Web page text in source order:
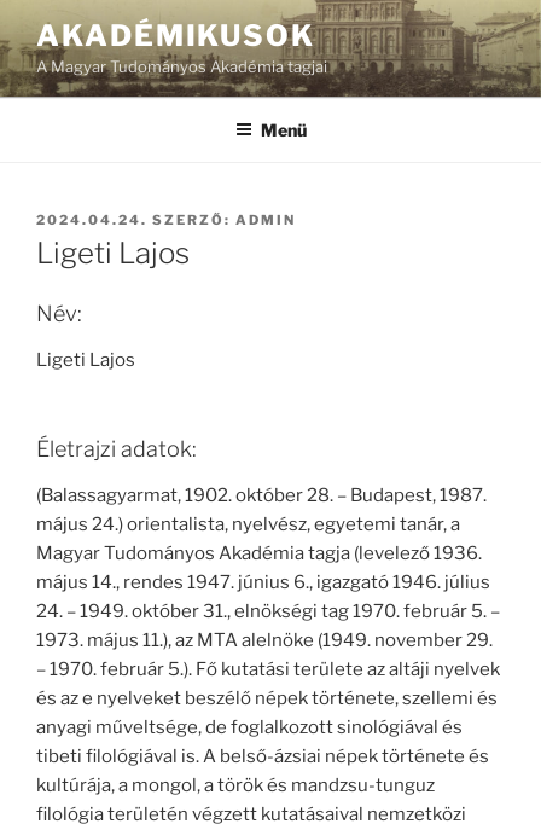
AKADÉMIKUSOK
A Magyar Tudományos Akadémia tagjai
Menü
BEKÜLDVE:
2024.04.24. SZERZŐ: ADMIN
Ligeti Lajos
Név:
Ligeti Lajos
Életrajzi adatok:
(Balassagyarmat, 1902. október 28. – Budapest, 1987.
május 24.) orientalista, nyelvész, egyetemi tanár, a
Magyar Tudományos Akadémia tagja (levelező 1936.
május 14., rendes 1947. június 6., igazgató 1946. július
24. – 1949. október 31., elnökségi tag 1970. február 5. –
1973. május 11.), az MTA alelnöke (1949. november 29.
– 1970. február 5.). Fő kutatási területe az altáji nyelvek
és az e nyelveket beszélő népek története, szellemi és
anyagi műveltsége, de foglalkozott sinológiával és
tibeti filológiával is. A belső-ázsiai népek története és
kultúrája, a mongol, a török és mandzsu-tunguz
filológia területén végzett kutatásaival nemzetközi